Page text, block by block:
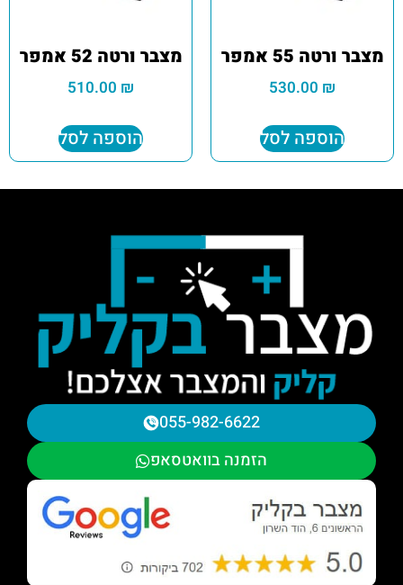
מצבר ורטה 55 אמפר
530.00 ₪
הוספה לסל
מצבר ורטה 52 אמפר
510.00 ₪
הוספה לסל
055-982-6622
הזמנה בוואטסאפ